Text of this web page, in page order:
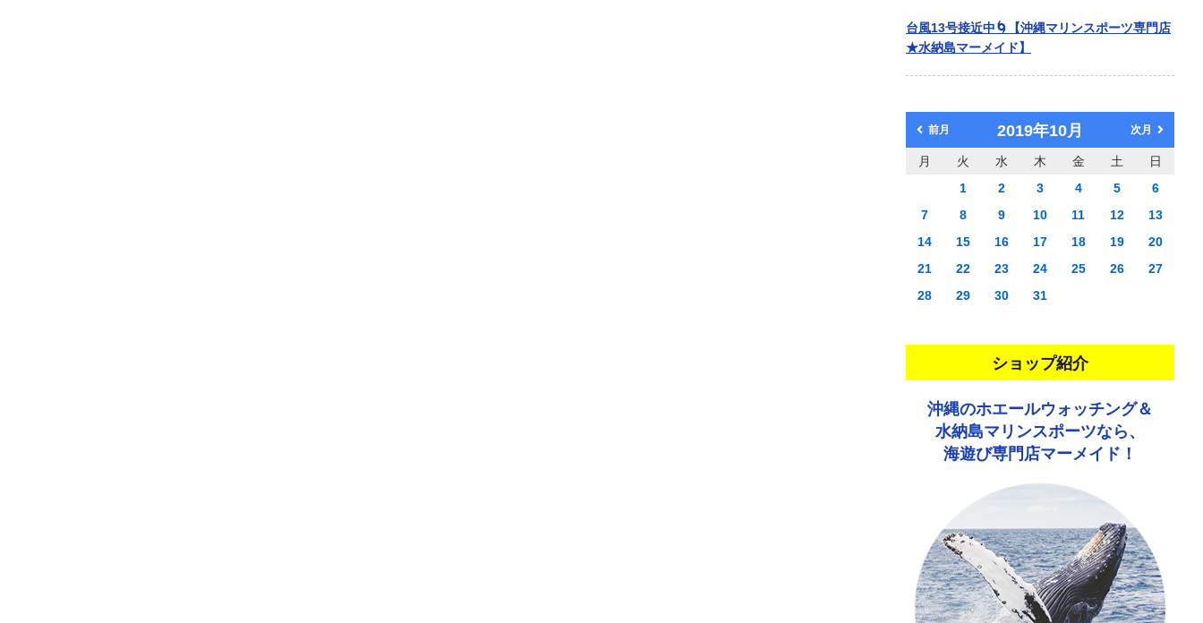
台風13号接近中🌀【沖縄マリンスポーツ専門店
★水納島マーメイド】
前月 2019年10月 次月
月 火 水 木 金 土
日
1
2 3 4 5
6
7
8 9 10 11 12
13
14
15 16 17 18 19
20
21
22 23 24 25 26
27
28
29 30 31
ショップ紹介
沖縄のホエールウォッチング＆
水納島マリンスポーツなら、
海遊び専門店マーメイド！